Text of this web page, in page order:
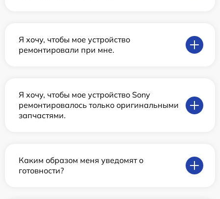
Я хочу, чтобы мое устройство
ремонтировали при мне.
Я хочу, чтобы мое устройство Sony
ремонтировалось только оригинальными
запчастями.
Каким образом меня уведомят о
готовности?